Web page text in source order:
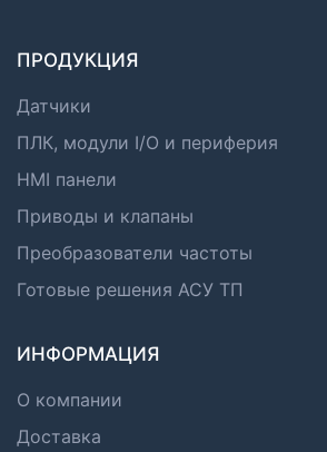
ПРОДУКЦИЯ
Датчики
ПЛК, модули I/O и периферия
HMI панели
Приводы и клапаны
Преобразователи частоты
Готовые решения АСУ ТП
ИНФОРМАЦИЯ
О компании
Доставка